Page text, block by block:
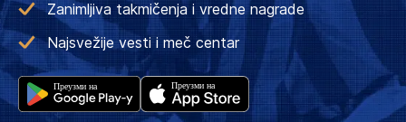
Zanimljiva takmičenja i vredne nagrade
Najsvežije vesti i meč centar